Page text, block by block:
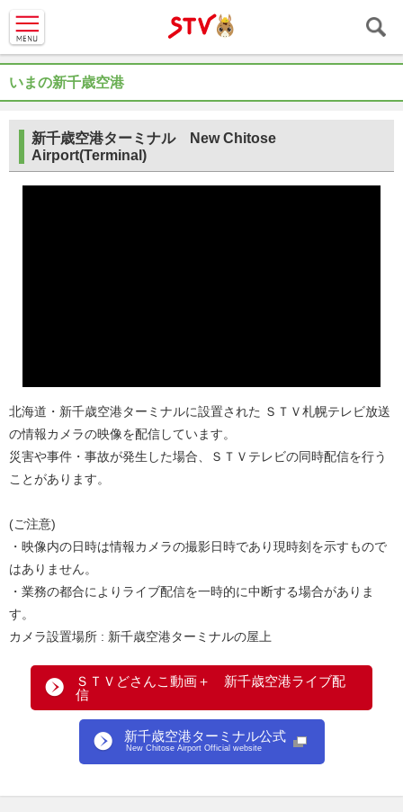
ＳＴＶ札
いまの新千歳空港
新千歳空港ターミナル New Chitose
Airport(Terminal)
北海道・新千歳空港ターミナルに設置された ＳＴＶ札幌テレビ放送
の情報カメラの映像を配信しています。
災害や事件・事故が発生した場合、ＳＴＶテレビの同時配信を行う
ことがあります。
(ご注意)
・映像内の日時は情報カメラの撮影日時であり現時刻を示すもので
はありません。
・業務の都合によりライブ配信を一時的に中断する場合がありま
す。
カメラ設置場所 : 新千歳空港ターミナルの屋上
ＳＴＶどさんこ動画＋ 新千歳空港ライブ配
信
新千歳空港ターミナル公式
New Chitose Airport Official website